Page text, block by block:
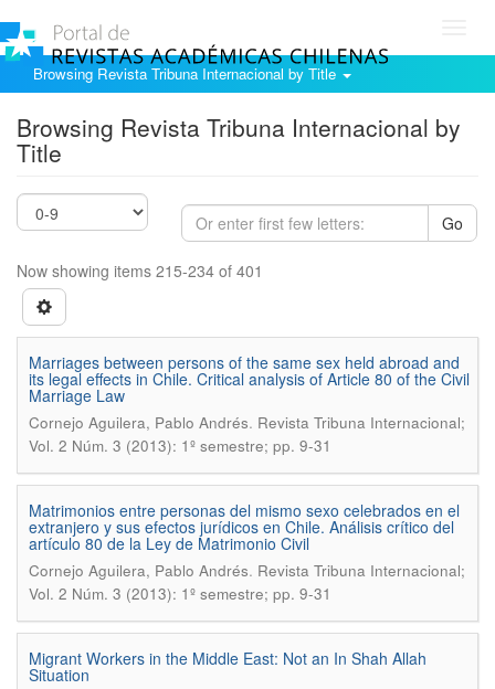
Browsing Revista Tribuna Internacional by Title
Browsing Revista Tribuna Internacional by
Title
Go
Now showing items 215-234 of 401
Marriages between persons of the same sex held abroad and
its legal effects in Chile. Critical analysis of Article 80 of the Civil
Marriage Law
Cornejo Aguilera, Pablo Andrés. Revista Tribuna Internacional;
Vol. 2 Núm. 3 (2013): 1º semestre; pp. 9-31
Matrimonios entre personas del mismo sexo celebrados en el
extranjero y sus efectos jurídicos en Chile. Análisis crítico del
artículo 80 de la Ley de Matrimonio Civil
Cornejo Aguilera, Pablo Andrés. Revista Tribuna Internacional;
Vol. 2 Núm. 3 (2013): 1º semestre; pp. 9-31
Migrant Workers in the Middle East: Not an In Shah Allah
Situation